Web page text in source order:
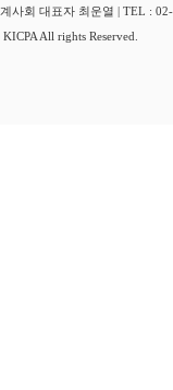
사회 대표자 최운열 | TEL :
All rights Reserved.